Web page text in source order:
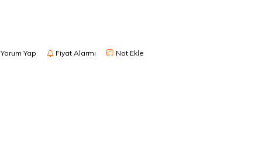
Yorum Yap Fiyat Alarmı Not Ekle